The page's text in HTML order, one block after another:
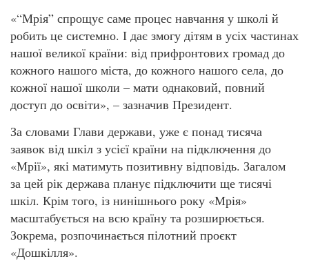
«“Мрія” спрощує саме процес навчання у школі й
робить це системно. І дає змогу дітям в усіх частинах
нашої великої країни: від прифронтових громад до
кожного нашого міста, до кожного нашого села, до
кожної нашої школи – мати однаковий, повний
доступ до освіти», – зазначив Президент.
За словами Глави держави, уже є понад тисяча
заявок від шкіл з усієї країни на підключення до
«Мрії», які матимуть позитивну відповідь. Загалом
за цей рік держава планує підключити ще тисячі
шкіл. Крім того, із нинішнього року «Мрія»
масштабується на всю країну та розширюється.
Зокрема, розпочинається пілотний проєкт
«Дошкілля».